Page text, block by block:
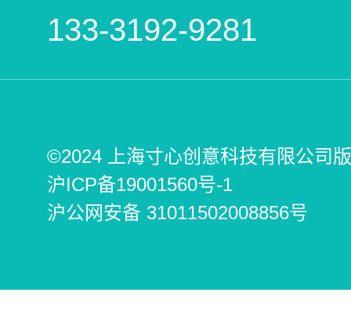
133-3192-9281
©2024 上海寸心创意科技有限公司
沪ICP备19001560号-1
沪公网安备 31011502008856号